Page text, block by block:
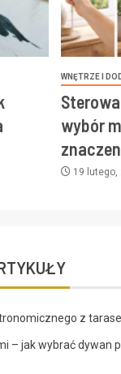
WNĘTRZE I
wybór
19 lutego,
z
– jak wybrać dywan